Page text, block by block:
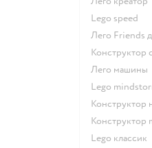
Lego speed
Лего Friends
Конструктор
Лего машины
Lego
Конструктор
Lego классик